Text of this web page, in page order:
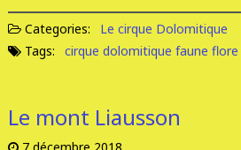
Categories:
Le cirque Dolomitique
Tags:
cirque dolomitique faune flore
Le mont Liausson